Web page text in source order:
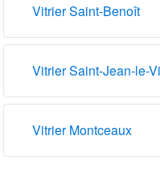
Vitrier Saint-Benoît
Vitrier Saint-Jean-le-
Vitrier Montceaux